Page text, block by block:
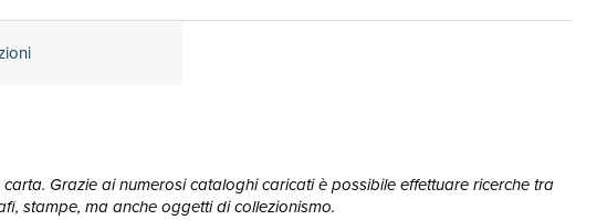
Grazie ai numerosi cataloghi caricati è possibile effettuare ricerche tra
stampe, ma anche oggetti di collezionismo.